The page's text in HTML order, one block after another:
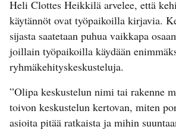
Heli Clottes Heikkilä arvelee, että
käytännöt ovat työpaikoilla kirjavia.
sijasta saatetaan puhua vaikkapa
joillain työpaikoilla käydään
ryhmäkehityskeskusteluja.
”Olipa keskustelun nimi tai rakenne
toivon keskustelun kertovan, miten
asioita pitää ratkaista ja mihin